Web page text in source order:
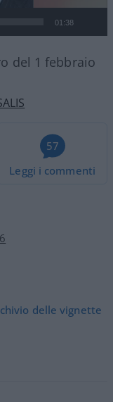
01:38
del 1 febbraio
57
Leggi i commenti
delle vignette